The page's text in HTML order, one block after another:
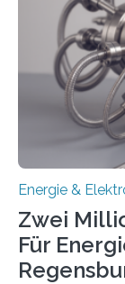
Netzanschluss
(EE-Anlagen)
Denn ohne
eingespeist
Gesetz (EEG)
Energie &
Zwei
Für